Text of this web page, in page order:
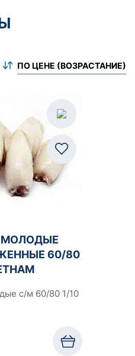
ПО ЦЕНЕ (ВОЗРАСТАНИЕ)
МОЛОДЫЕ
60/80
с/м 60/80 1/10